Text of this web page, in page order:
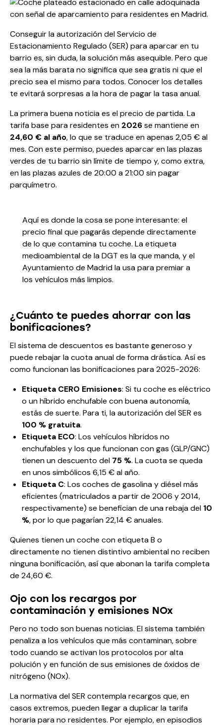
Conseguir la autorización del Servicio de
Estacionamiento Regulado (SER) para aparcar en tu
barrio es, sin duda, la solución más asequible. Pero que
sea la más barata no significa que sea gratis ni que el
precio sea el mismo para todos. Conocer los detalles
te evitará sorpresas a la hora de pagar la tasa anual.
La primera buena noticia es el precio de partida. La
tarifa base para residentes en 2026se mantiene en
24,60 € al año, lo que se traduce en apenas 2,05 € al
mes. Con este permiso, puedes aparcar en las plazas
verdes de tu barrio sin límite de tiempo y, como extra,
en las plazas azules de 20:00 a 21:00 sin pagar
parquímetro.
Aquí es donde la cosa se pone interesante: el
precio final que pagarás depende directamente
de lo que contamina tu coche. La etiqueta
medioambiental de la DGT es la que manda, y el
Ayuntamiento de Madrid la usa para premiar a
los vehículos más limpios.
¿Cuánto te puedes ahorrar con las
bonificaciones?
El sistema de descuentos es bastante generoso y
puede rebajar la cuota anual de forma drástica. Así es
como funcionan las bonificaciones para 2025-2026:
Etiqueta CERO Emisiones: Si tu coche es eléctrico
o un híbrido enchufable con buena autonomía,
estás de suerte. Para ti, la autorización del SER es
100 % gratuita.
Etiqueta ECO: Los vehículos híbridos no
enchufables y los que funcionan con gas (GLP/GNC)
tienen un descuento del 75 %. La cuota se queda
en unos simbólicos 6,15 € al año.
Etiqueta C: Los coches de gasolina y diésel más
eficientes (matriculados a partir de 2006 y 2014,
respectivamente) se benefician de una rebaja del 10
%, por lo que pagarían 22,14 € anuales.
Quienes tienen un coche con etiqueta B o
directamente no tienen distintivo ambiental no reciben
ninguna bonificación, así que abonan la tarifa completa
de 24,60 €.
Ojo con los recargos por
contaminación y emisiones NOx
Pero no todo son buenas noticias. El sistema también
penaliza a los vehículos que más contaminan, sobre
todo cuando se activan los protocolos por alta
polución y en función de sus emisiones de óxidos de
nitrógeno (NOx).
La normativa del SER contempla recargos que, en
casos extremos, pueden llegar a duplicar la tarifa
horaria para no residentes. Por ejemplo, en episodios